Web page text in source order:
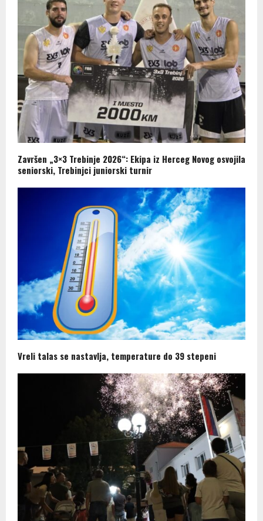
Završen „3×3 Trebinje 2026“: Ekipa iz Herceg Novog osvojila
seniorski, Trebinjci juniorski turnir
Vreli talas se nastavlja, temperature do 39 stepeni